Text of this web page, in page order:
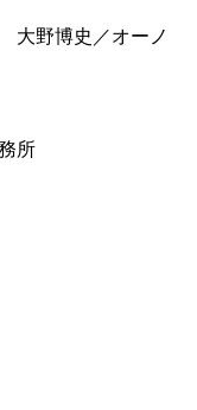
大野博史／オーノ
所